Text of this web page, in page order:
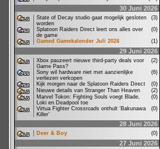
30 Juni 2026
State of Decay studio gaat mogelijk gesloten
worden
(3)
Splatoon Raiders Direct leert ons alles over
de game
(0)
Gamed Gamekalender Juli 2026
(1)
29 Juni 2026
Xbox pauzeert nieuwe third-party deals voor
Game Pass?
(2)
Sony wil hardware niet met aanzienlijke
verliezen verkopen
(6)
Kijk morgen naar de Splatoon Raiders Direct
(0)
Nieuwe details van Stranger Than Heaven
(2)
Marvel Tokon: Fighting Souls voegt Blade,
Loki en Deadpool toe
(0)
Virtua Fighter Crossroads onthult ‘Bakunawa
Killer’
(0)
28 Juni 2026
Deer & Boy (0)
27 Juni 2026